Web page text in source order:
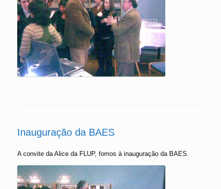
Inauguração da BAES
A convite da Alice da FLUP, fomos à inauguração da BAES.